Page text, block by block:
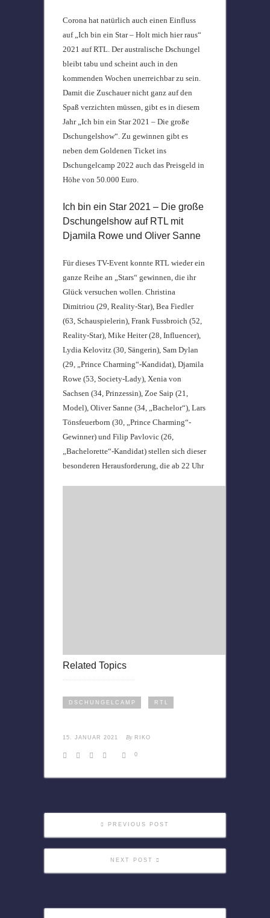
Corona hat natürlich auch einen Einfluss
auf „Ich bin ein Star – Holt mich hier raus“
2021 auf RTL. Der australische Dschungel
bleibt tabu und scheint auch in den
kommenden Wochen unerreichbar zu sein.
Damit die Zuschauer nicht ganz auf den
Spaß verzichten müssen, gibt es in diesem
Jahr „Ich bin ein Star 2021 – Die große
Dschungelshow“. Zu gewinnen gibt es
neben dem Goldenen Ticket ins
Dschungelcamp 2022 auch das Preisgeld in
Höhe von 50.000 Euro.
Ich bin ein Star 2021 – Die große
Dschungelshow auf RTL mit
Djamila Rowe und Oliver Sanne
Für dieses TV-Event konnte RTL wieder ein
ganze Reihe an „Stars“ gewinnen, die ihr
Glück versuchen wollen. Christina
Dimitriou (29, Reality-Star), Bea Fiedler
(63, Schauspielerin), Frank Fussbroich (52,
Reality-Star), Mike Heiter (28, Influencer),
Lydia Kelovitz (30, Sängerin), Sam Dylan
(29, „Prince Charming“-Kandidat), Djamila
Rowe (53, Society-Lady), Xenia von
Sachsen (34, Prinzessin), Zoe Saip (21,
Model), Oliver Sanne (34, „Bachelor“), Lars
Tönsfeuerborn (30, „Prince Charming“-
Gewinner) und Filip Pavlovic (26,
„Bachelorette“-Kandidat) stellen sich dieser
besonderen Herausforderung, die ab 22 Uhr
Related Topics
DSCHUNGELCAMP RTL
15. JANUAR 2021 By RIKO
0
PREVIOUS POST
NEXT POST